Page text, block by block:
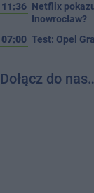
11:36 Netflix
Inowrocław?
07:00 Test: Opel
Dołącz do